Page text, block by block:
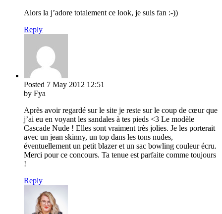
Alors la j’adore totalement ce look, je suis fan :-))
Reply
Posted 7 May 2012 12:51
by Fya
Après avoir regardé sur le site je reste sur le coup de cœur que
j’ai eu en voyant les sandales à tes pieds <3 Le modèle
Cascade Nude ! Elles sont vraiment très jolies. Je les porterait
avec un jean skinny, un top dans les tons nudes,
éventuellement un petit blazer et un sac bowling couleur écru.
Merci pour ce concours. Ta tenue est parfaite comme toujours
!
Reply